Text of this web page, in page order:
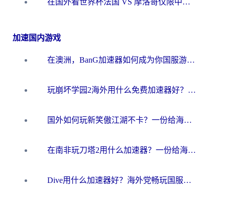
加速国内游戏
在澳洲，BanG加速器如何成为你国服游戏的“时光机”？
玩崩坏学园2海外用什么免费加速器好？2026海外党亲测国服游戏加速指南
国外如何玩新笑傲江湖不卡？一份给海外游子的终极网络指南
在南非玩刀塔2用什么加速器？一份给海外游子的终极生存指南
Dive用什么加速器好？海外党畅玩国服游戏的终极避坑指南